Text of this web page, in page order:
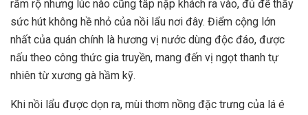
rầm rộ nhưng lúc nào cũng tấp nập khách ra vào, đủ để thấy
sức hút không hề nhỏ của nồi lẩu nơi đây. Điểm cộng lớn
nhất của quán chính là hương vị nước dùng độc đáo, được
nấu theo công thức gia truyền, mang đến vị ngọt thanh tự
nhiên từ xương gà hầm kỹ.
Khi nồi lẩu được dọn ra, mùi thơm nồng đặc trưng của lá é